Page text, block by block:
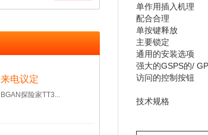
来电议定
BGAN探险家TT3...
单作用插入机理
配合合理
单按键释放
主要锁定
通用的安装选项
强大的GSPS的/
访问的控制按钮
技术规格